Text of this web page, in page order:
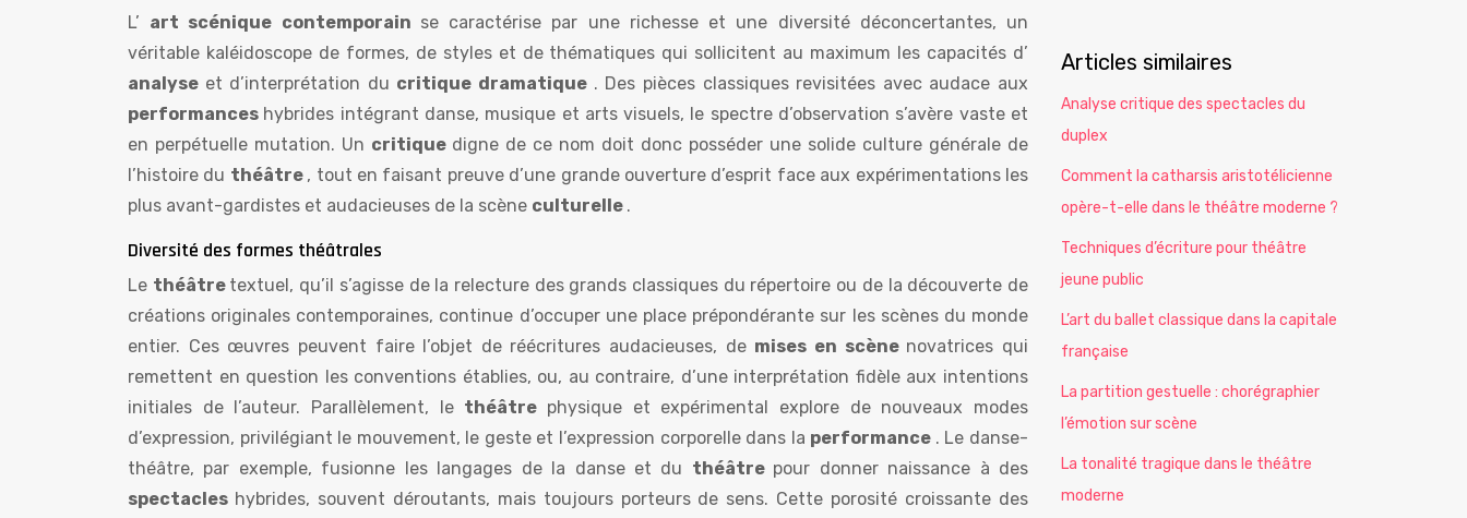
L’ art scénique contemporain se caractérise par une richesse et une diversité déconcertantes, un
véritable kaléidoscope de formes, de styles et de thématiques qui sollicitent au maximum les capacités d’
analyse et d’interprétation du critique dramatique . Des pièces classiques revisitées avec audace aux
performances hybrides intégrant danse, musique et arts visuels, le spectre d’observation s’avère vaste et
en perpétuelle mutation. Un critique digne de ce nom doit donc posséder une solide culture générale de
l’histoire du théâtre , tout en faisant preuve d’une grande ouverture d’esprit face aux expérimentations les
plus avant-gardistes et audacieuses de la scène culturelle .
Diversité des formes théâtrales
Le théâtre textuel, qu’il s’agisse de la relecture des grands classiques du répertoire ou de la découverte de
créations originales contemporaines, continue d’occuper une place prépondérante sur les scènes du monde
entier. Ces œuvres peuvent faire l’objet de réécritures audacieuses, de mises en scène novatrices qui
remettent en question les conventions établies, ou, au contraire, d’une interprétation fidèle aux intentions
initiales de l’auteur. Parallèlement, le théâtre physique et expérimental explore de nouveaux modes
d’expression, privilégiant le mouvement, le geste et l’expression corporelle dans la performance . Le danse-
théâtre, par exemple, fusionne les langages de la danse et du théâtre pour donner naissance à des
spectacles hybrides, souvent déroutants, mais toujours porteurs de sens. Cette porosité croissante des
Articles similaires
Analyse critique des spectacles du
duplex
Comment la catharsis aristotélicienne
opère-t-elle dans le théâtre moderne ?
Techniques d’écriture pour théâtre
jeune public
L’art du ballet classique dans la capitale
française
La partition gestuelle : chorégraphier
l’émotion sur scène
La tonalité tragique dans le théâtre
moderne